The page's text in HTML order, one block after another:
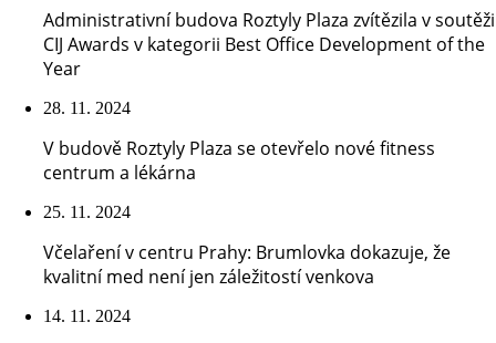
Administrativní budova Roztyly Plaza zvítězila v soutěži
CIJ Awards v kategorii Best Office Development of the
Year
28. 11. 2024
V budově Roztyly Plaza se otevřelo nové fitness
centrum a lékárna
25. 11. 2024
Včelaření v centru Prahy: Brumlovka dokazuje, že
kvalitní med není jen záležitostí venkova
14. 11. 2024